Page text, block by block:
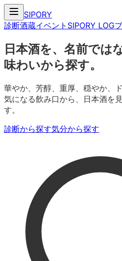
SIPORY
診断酒蔵イベント SIPORY LOG
日本酒を、名前では
味わいから探す。
華やか、芳醇、重厚、穏やか、
気になる飲み口から、日本酒を
す。
診断から探す気分から探す